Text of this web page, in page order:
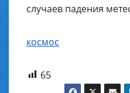
случаев падения
космос
65